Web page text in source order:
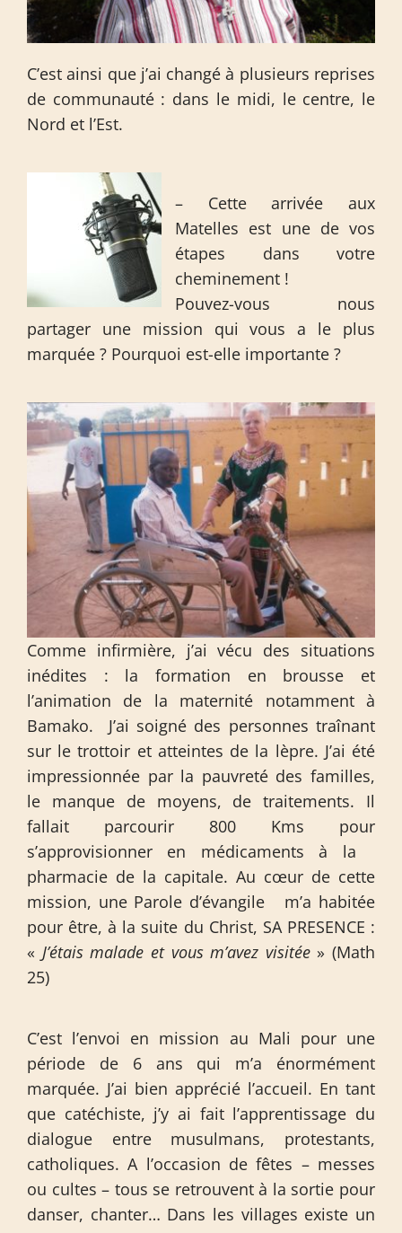
C’est ainsi que j’ai changé à plusieurs reprises
de communauté : dans le midi, le centre, le
Nord et l’Est.
– Cette arrivée aux
Matelles est une de vos
étapes dans votre
cheminement !
Pouvez-vous nous
partager une mission qui vous a le plus
marquée ? Pourquoi est-elle importante ?
Comme infirmière, j’ai vécu des situations
inédites : la formation en brousse et
l’animation de la maternité notamment à
Bamako. J’ai soigné des personnes traînant
sur le trottoir et atteintes de la lèpre. J’ai été
impressionnée par la pauvreté des familles,
le manque de moyens, de traitements. Il
fallait parcourir 800 Kms pour
s’approvisionner en médicaments à la
pharmacie de la capitale. Au cœur de cette
mission, une Parole d’évangile m’a habitée
pour être, à la suite du Christ, SA PRESENCE :
« J’étais malade et vous m’avez visitée» (Math
25)
C’est l’envoi en mission au Mali pour une
période de 6 ans qui m’a énormément
marquée. J’ai bien apprécié l’accueil. En tant
que catéchiste, j’y ai fait l’apprentissage du
dialogue entre musulmans, protestants,
catholiques. A l’occasion de fêtes – messes
ou cultes – tous se retrouvent à la sortie pour
danser, chanter… Dans les villages existe un